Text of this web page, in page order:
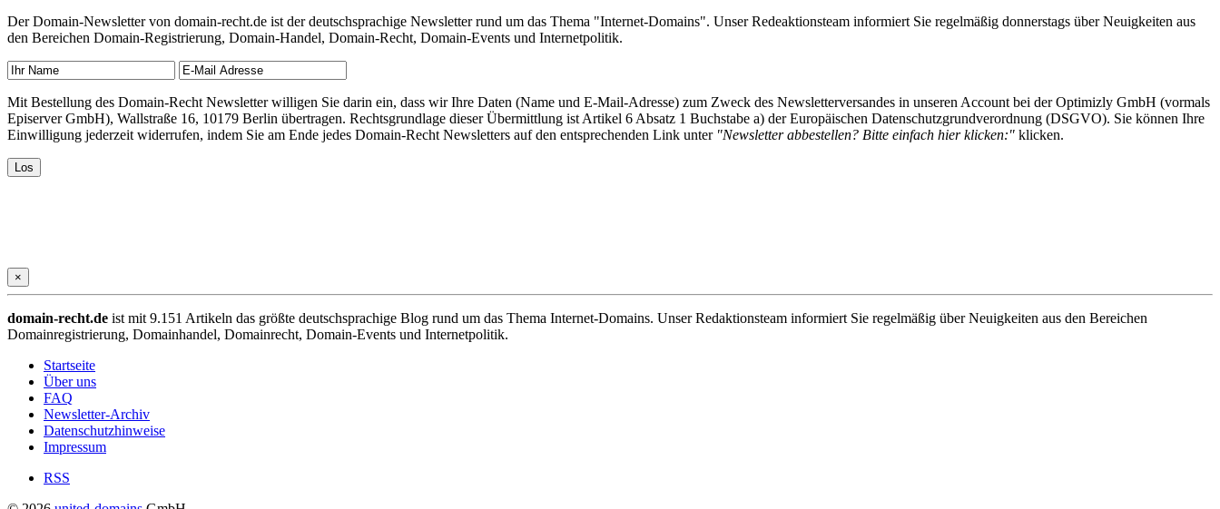
Der Domain-Newsletter von domain-recht.de ist der deutschsprachige Newsletter rund um das Thema "Internet-Domains". Unser Redeaktionsteam informiert Sie regelmäßig donnerstags über Neuigkeiten aus
den Bereichen Domain-Registrierung, Domain-Handel, Domain-Recht, Domain-Events und Internetpolitik.
Mit Bestellung des Domain-Recht Newsletter willigen Sie darin ein, dass wir Ihre Daten (Name und E-Mail-Adresse) zum Zweck des Newsletterversandes in unseren Account bei der Optimizly GmbH (vormals
Episerver GmbH), Wallstraße 16, 10179 Berlin übertragen. Rechtsgrundlage dieser Übermittlung ist Artikel 6 Absatz 1 Buchstabe a) der Europäischen Datenschutzgrundverordnung (DSGVO). Sie können Ihre
Einwilligung jederzeit widerrufen, indem Sie am Ende jedes Domain-Recht Newsletters auf den entsprechenden Link unter "Newsletter abbestellen? Bitte einfach hier klicken:" klicken.
×
domain-recht.de ist mit 9.151 Artikeln das größte deutschsprachige Blog rund um das Thema Internet-Domains. Unser Redaktionsteam informiert Sie regelmäßig über Neuigkeiten aus den Bereichen
Domainregistrierung, Domainhandel, Domainrecht, Domain-Events und Internetpolitik.
Startseite
Über uns
FAQ
Newsletter-Archiv
Datenschutzhinweise
Impressum
RSS